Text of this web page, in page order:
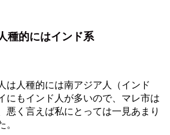
種的にはインド系
は人種的には南アジア人（インド
にもインド人が多いので、マレ市は
悪く言えば私にとっては一見あまり
。